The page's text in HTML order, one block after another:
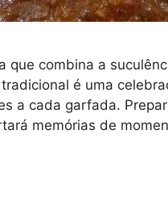
que combina a
é uma
a cada garfada.
memórias de